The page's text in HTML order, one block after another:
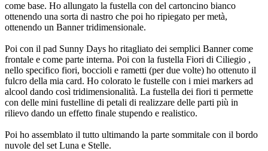
come base. Ho allungato la fustella con del cartoncino bianco
ottenendo una sorta di nastro che poi ho ripiegato per metà,
ottenendo un Banner tridimensionale.
Poi con il pad Sunny Days ho ritagliato dei semplici Banner come
frontale e come parte interna. Poi con la fustella Fiori di Ciliegio ,
nello specifico fiori, boccioli e rametti (per due volte) ho ottenuto il
fulcro della mia card. Ho colorato le fustelle con i miei markers ad
alcool dando così tridimensionalità. La fustella dei fiori ti permette
con delle mini fustelline di petali di realizzare delle parti più in
rilievo dando un effetto finale stupendo e realistico.
Poi ho assemblato il tutto ultimando la parte sommitale con il bordo
nuvole del set Luna e Stelle.